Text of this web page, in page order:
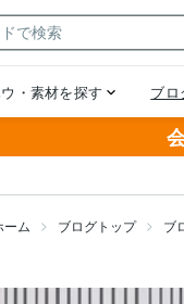
ーム ブログトップ ブ